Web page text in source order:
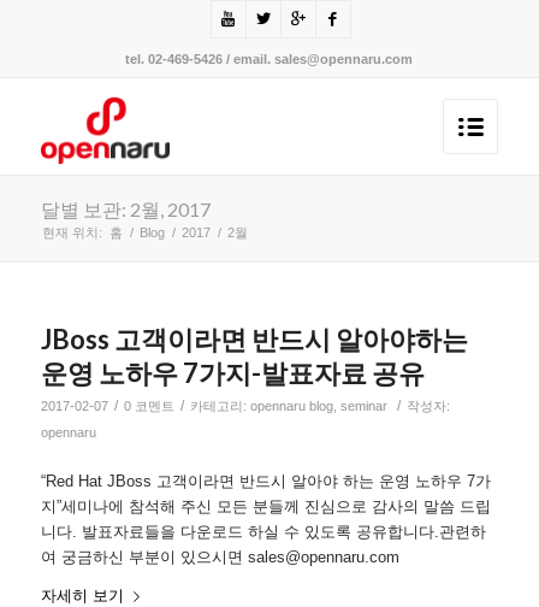
tel. 02-469-5426 / email. sales@opennaru.com
달별 보관: 2월, 2017
현재 위치: 홈 / Blog / 2017 / 2월
JBoss 고객이라면 반드시 알아야하는
운영 노하우 7가지-발표자료 공유
2017-02-07 / 0 코멘트 / 카테고리: opennaru blog, seminar / 작성자:
opennaru
“Red Hat JBoss 고객이라면 반드시 알아야 하는 운영 노하우 7가
지”세미나에 참석해 주신 모든 분들께 진심으로 감사의 말씀 드립
니다. 발표자료들을 다운로드 하실 수 있도록 공유합니다.관련하
여 궁금하신 부분이 있으시면 sales@opennaru.com
자세히 보기